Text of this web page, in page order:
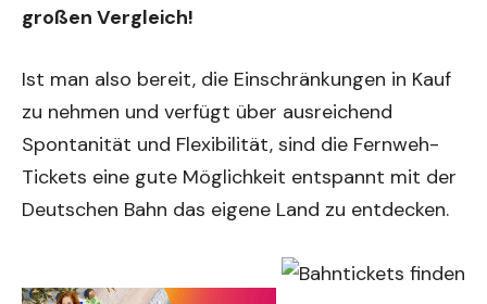
großen Vergleich!
Ist man also bereit, die Einschränkungen in Kauf
zu nehmen und verfügt über ausreichend
Spontanität und Flexibilität, sind die Fernweh-
Tickets eine gute Möglichkeit entspannt mit der
Deutschen Bahn das eigene Land zu entdecken.